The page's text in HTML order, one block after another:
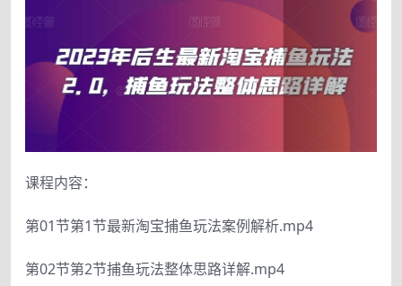
课程内容：
第01节第1节最新淘宝捕鱼玩法案例解析.mp4
第02节第2节捕鱼玩法整体思路详解.mp4